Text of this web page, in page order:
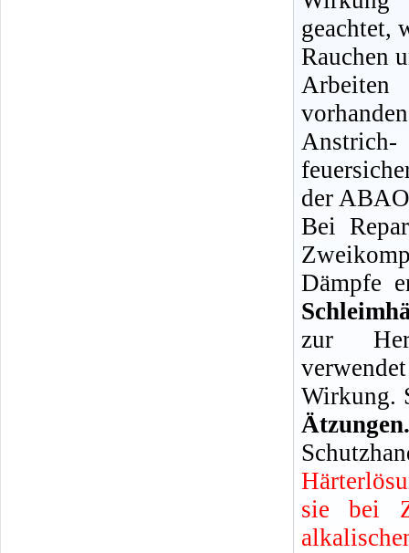
geachtet,
Rauchen
Arbeiten
der
Bei
Dämpfe
zur
Wirkung.
sie bei